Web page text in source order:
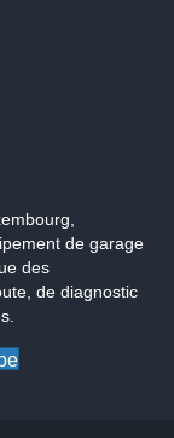
de garage
des
de diagnostic